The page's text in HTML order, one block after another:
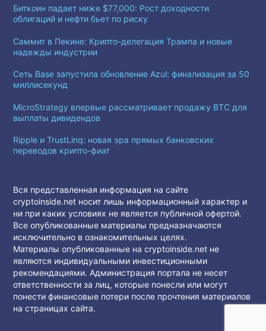
Биткоин падает ниже $77,000: Рост доходности
облигаций и нефти бьет по риску
Саммит в Пекине: Крипто-делегация Трампа и новые
надежды индустрии
Сеть Base запустила обновление Azul: финализация за 50
миллисекунд
MicroStrategy впервые рассматривает продажу BTC для
выплаты дивидендов
Ripple и TrustLinq: новая эра прямых банковских
переводов крипто-фиат
Вся представленная информация на сайте
cryptoinside.net носит лишь информационный характер и
ни при каких условиях не является публичной офертой.
Все опубликованные материалы предназначаются
исключительно в ознакомительных целях.
Материалы опубликованные на cryptoinside.net не
являются индивидуальными инвестиционными
рекомендациями. Администрация портала не несет
ответственности за лиц, которые понесли или могут
понести финансовые потери после прочтения материалов
на страницах сайта.